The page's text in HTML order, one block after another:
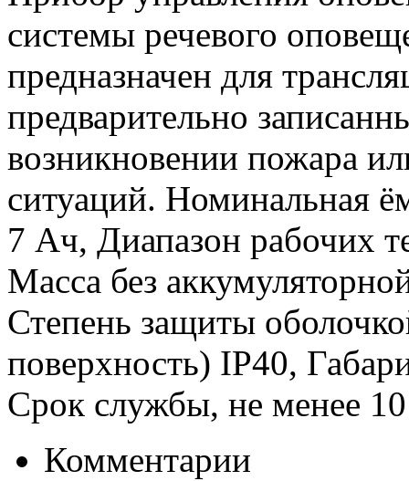
системы речевого
предназначен для
предварительно
возникновении пожара
ситуаций. Номинальная
7 Ач, Диапазон рабочих
Масса без
Степень защиты
поверхность) IP40,
Срок службы, не менее 10
Комментарии